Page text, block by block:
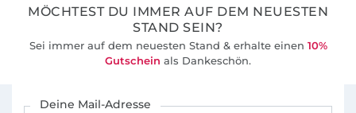
MÖCHTEST DU IMMER AUF DEM NEUESTEN
STAND SEIN?
Sei immer auf dem neuesten Stand & erhalte einen 10%
Gutschein als Dankeschön.
Deine Mail-Adresse